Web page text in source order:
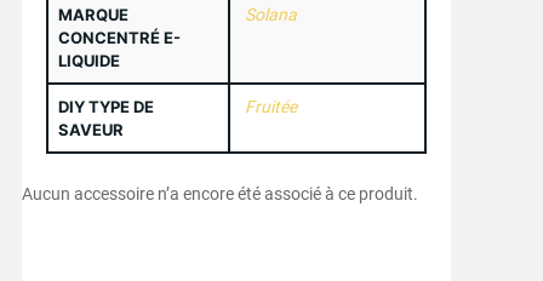
MARQUE
CONCENTRÉ E-
LIQUIDE
Solana
DIY TYPE DE
SAVEUR
Fruitée
Aucun accessoire n’a encore été associé à ce produit.